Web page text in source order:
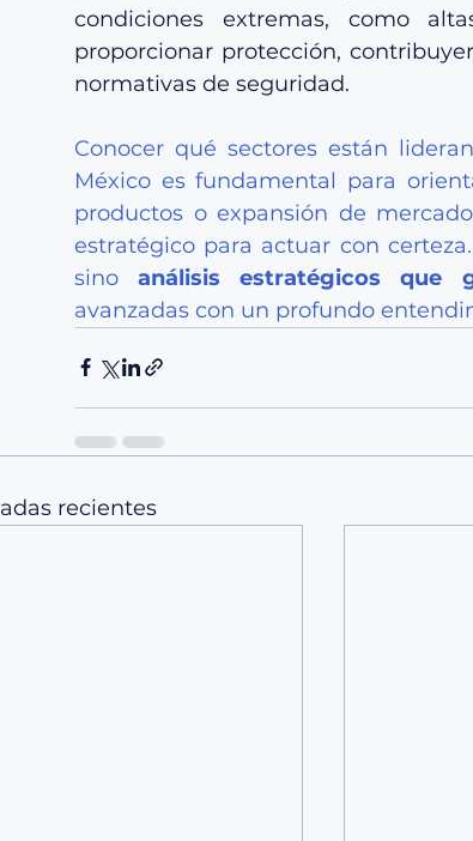
condiciones extremas, como
proporcionar protección,
normativas de seguridad.
Conocer qué sectores están
México es fundamental para
productos o expansión de
estratégico para actuar con certeza.
sino análisis estratégicos que
avanzadas con un profundo
recientes